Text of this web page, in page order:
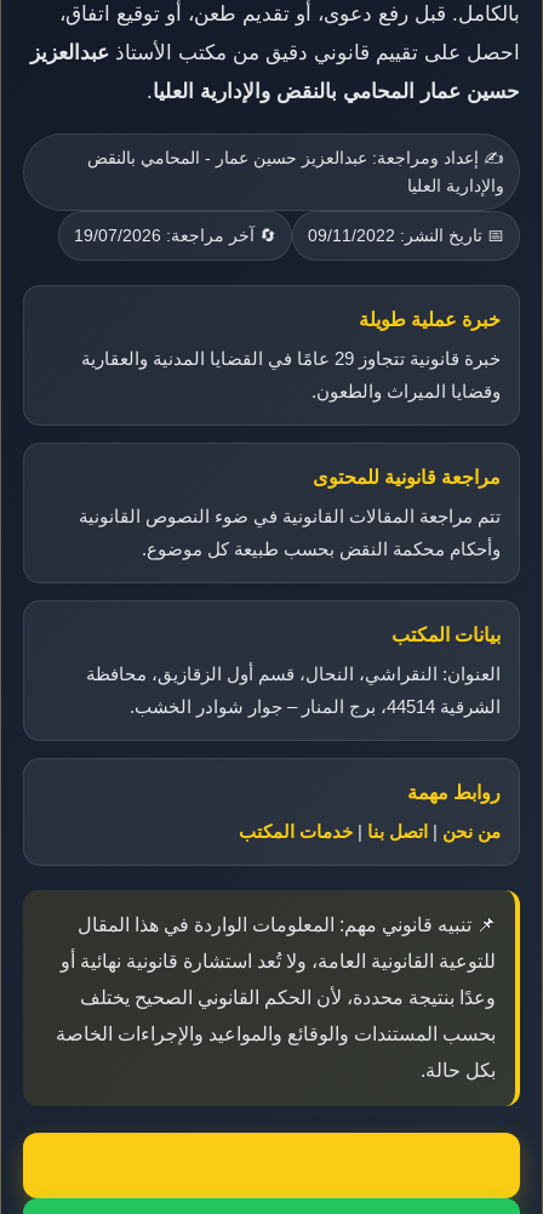
بالكامل. قبل رفع دعوى، أو تقديم طعن، أو توقيع اتفاق،
احصل على تقييم قانوني دقيق من مكتب الأستاذ عبدالعزيز
حسين عمار المحامي بالنقض والإدارية العليا.
✍️ إعداد ومراجعة: عبدالعزيز حسين عمار - المحامي بالنقض
والإدارية العليا
📅 تاريخ النشر: 09/11/2022 🔄 آخر مراجعة: 19/07/2026
خبرة عملية طويلة
خبرة قانونية تتجاوز 29 عامًا في القضايا المدنية والعقارية
وقضايا الميراث والطعون.
مراجعة قانونية للمحتوى
تتم مراجعة المقالات القانونية في ضوء النصوص القانونية
وأحكام محكمة النقض بحسب طبيعة كل موضوع.
بيانات المكتب
العنوان: النقراشي، النحال، قسم أول الزقازيق، محافظة
الشرقية 44514، برج المنار – جوار شوادر الخشب.
روابط مهمة
من نحن | اتصل بنا | خدمات المكتب
📌 تنبيه قانوني مهم: المعلومات الواردة في هذا المقال
للتوعية القانونية العامة، ولا تُعد استشارة قانونية نهائية أو
وعدًا بنتيجة محددة، لأن الحكم القانوني الصحيح يختلف
بحسب المستندات والوقائع والمواعيد والإجراءات الخاصة
بكل حالة.